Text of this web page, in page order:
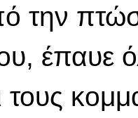
την
έπαυε
τους